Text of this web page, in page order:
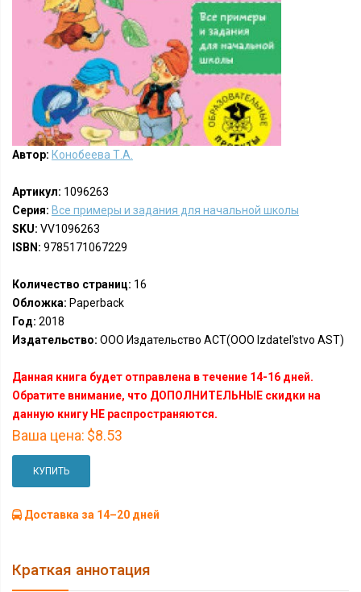
Автор: Конобеева Т.А.
Артикул: 1096263
Серия: Все примеры и задания для начальной школы
SKU: VV1096263
ISBN: 9785171067229
Количество страниц: 16
Обложка: Paperback
Год: 2018
Издательство: ООО Издательство АСТ(OOO Izdatel'stvo AST)
Данная книга будет отправлена в течение 14-16 дней.
Обратите внимание, что ДОПОЛНИТЕЛЬНЫЕ скидки на
данную книгу НЕ распространяются.
Ваша цена: $8.53
КУПИТЬ
Доставка за 14–20 дней
Краткая аннотация